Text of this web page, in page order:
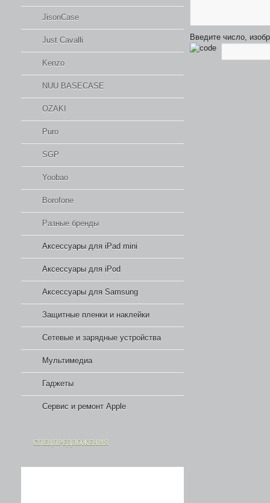
Введите число,
JisonCase
Just Cavalli
Kenzo
NUU BASECASE
OZAKI
Puro
SGP
Yoobao
Borofone
Разные бренды
Аксессуары для iPad mini
Аксессуары для iPod
Аксессуары для Samsung
Защитные пленки и наклейки
Сетевые и зарядные устройства
Мультимедиа
Гаджеты
Сервис и ремонт Apple
СПЕЦПРЕДЛОЖЕНИЯ